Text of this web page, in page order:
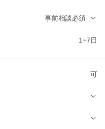
事前相談必須
1~7日
可